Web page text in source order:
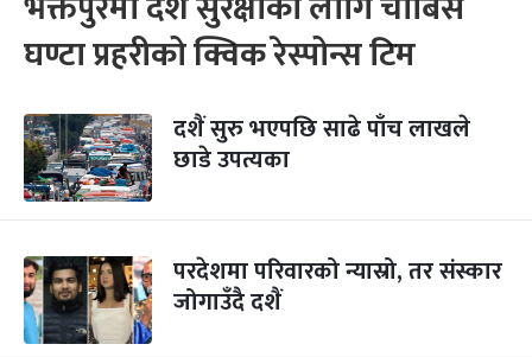
घण्टा प्रहरीको क्विक रेस्पोन्स टिम
दशैं सुरु भएपछि साढे पाँच लाखले
छाडे उपत्यका
परदेशमा परिवारको न्यास्रो, तर संस्कार
जोगाउँदै दशैं